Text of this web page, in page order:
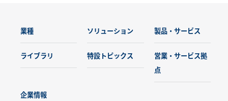
業種 ソリューション 製品・サービス
ライブラリ 特設トピックス
営業・サービス拠
点
企業情報